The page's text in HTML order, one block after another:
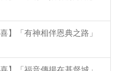
】「有神相伴恩典之路」